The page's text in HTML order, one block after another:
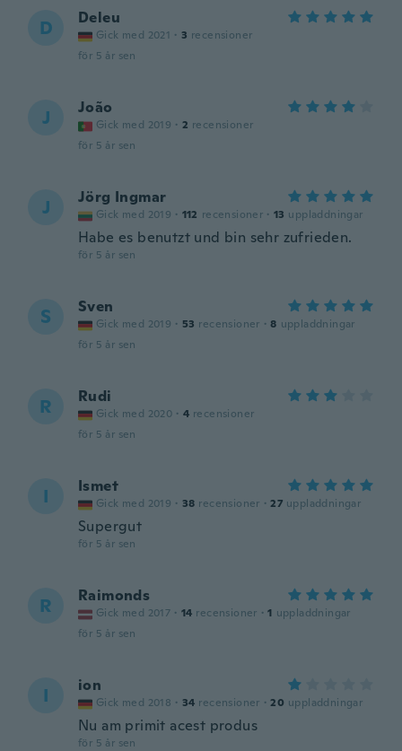
D Deleu
Gick med 2021 · 3 recensioner
för 5 år sen
J João
Gick med 2019 · 2 recensioner
för 5 år sen
J Jörg Ingmar
Gick med 2019 · 112 recensioner · 13 uppladdningar
Habe es benutzt und bin sehr zufrieden.
för 5 år sen
S Sven
Gick med 2019 · 53 recensioner · 8 uppladdningar
för 5 år sen
R Rudi
Gick med 2020 · 4 recensioner
för 5 år sen
I Ismet
Gick med 2019 · 38 recensioner · 27 uppladdningar
Supergut
för 5 år sen
R Raimonds
Gick med 2017 · 14 recensioner · 1 uppladdningar
för 5 år sen
I ion
Gick med 2018 · 34 recensioner · 20 uppladdningar
Nu am primit acest produs
för 5 år sen